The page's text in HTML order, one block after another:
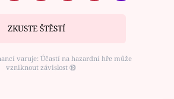
ZKUSTE ŠTĚSTÍ
varuje: Účastí na hazardní hře může
vzniknout závislost ⑱